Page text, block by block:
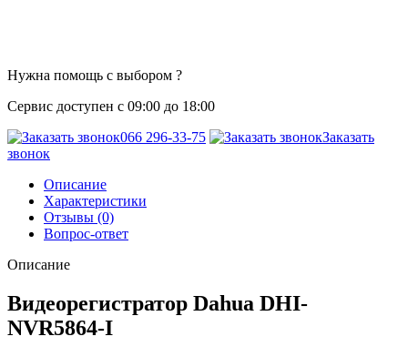
Нужна помощь с выбором ?
Сервис доступен с 09:00 до 18:00
066 296-33-75
Заказать
звонок
Описание
Характеристики
Отзывы (0)
Вопрос-ответ
Описание
Видеорегистратор Dahua DHI-
NVR5864-I